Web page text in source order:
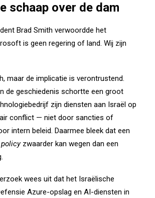
schaap over de dam
Brad Smith verwoordde het
is geen regering of land. Wij zijn
maar de implicatie is verontrustend.
de geschiedenis schortte een groot
zijn diensten aan Israël op
conflict — niet door sancties of
intern beleid. Daarmee bleek dat een
zwaarder kan wegen dan een
wees uit dat het Israëlische
Azure-opslag en AI-diensten in